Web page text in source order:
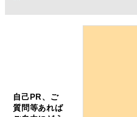
自己PR、ご
質問等あれば